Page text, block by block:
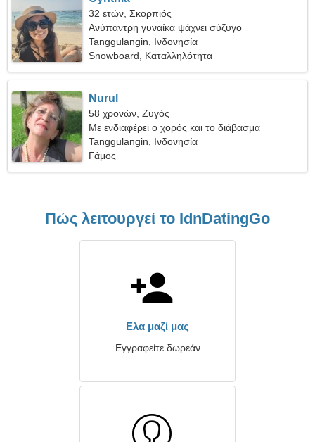
32 ετών, Σκορπιός
Ανύπαντρη γυναίκα ψάχνει σύζυγο
Tanggulangin, Ινδονησία
Snowboard, Καταλληλότητα
Nurul
58 χρονών, Ζυγός
Με ενδιαφέρει ο χορός και το διάβασμα
Tanggulangin, Ινδονησία
Γάμος
Πώς λειτουργεί το IdnDatingGo
Ελα μαζί μας
Εγγραφείτε δωρεάν